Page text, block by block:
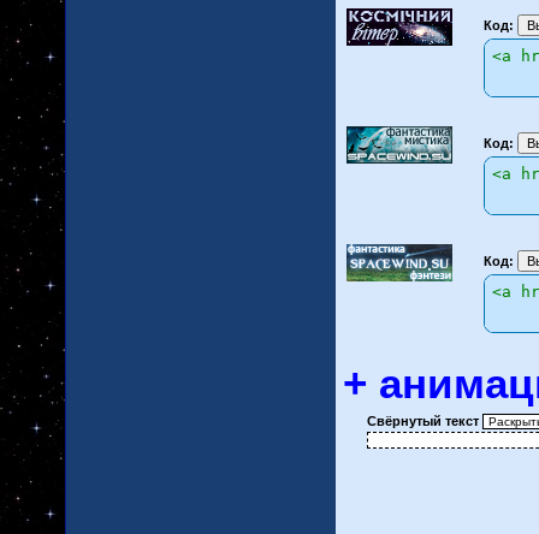
Код:
<a
Код:
<a
Код:
<a
+
Свёрнутый текст